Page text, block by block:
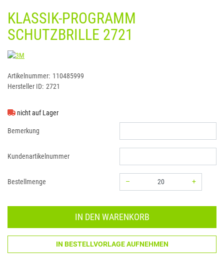
KLASSIK-PROGRAMM
SCHUTZBRILLE 2721
Artikelnummer: 110485999
Hersteller ID: 2721
nicht auf Lager
Bemerkung
Kundenartikelnummer
Bestellmenge –
+
IN DEN WARENKORB
IN BESTELLVORLAGE AUFNEHMEN